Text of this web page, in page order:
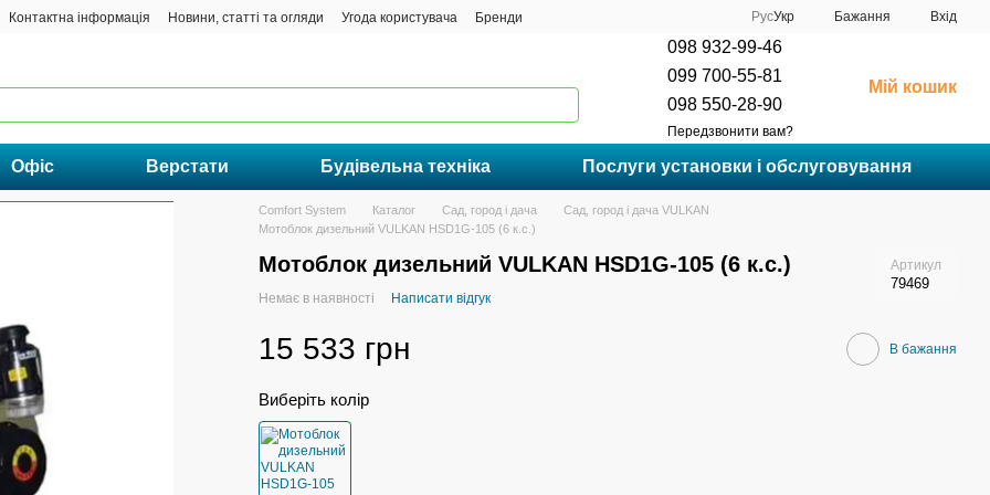
Контактна інформація Новини, статті та огляди Угода користувача
Бренди
РусУкр Бажання Вхід
098 932-99-46
099 700-55-81
098 550-28-90
Передзвонити вам?
Мій кошик
Офіс Верстати Будівельна техніка Послуги установки і обслуговування
Comfort System Каталог Сад, город і дача
Сад, город і дача VULKAN
Мотоблок дизельний VULKAN HSD1G-105 (6 к.с.)
Мотоблок дизельний VULKAN HSD1G-105 (6 к.с.) Артикул
79469
Немає в наявності Написати відгук
15 533 грн В бажання
Виберіть колір